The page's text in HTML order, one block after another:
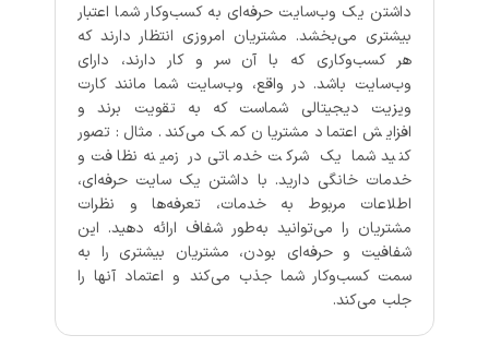
داشتن یک وب‌سایت حرفه‌ای به کسب‌وکار شما اعتبار
بیشتری می‌بخشد. مشتریان امروزی انتظار دارند که
هر کسب‌وکاری که با آن سر و کار دارند، دارای
وب‌سایت باشد. در واقع، وب‌سایت شما مانند کارت
ویزیت دیجیتالی شماست که به تقویت برند و
افزایش اعتماد مشتریان کمک می‌کند. مثال: تصور
کنید شما یک شرکت خدماتی در زمینه نظافت و
خدمات خانگی دارید. با داشتن یک سایت حرفه‌ای،
اطلاعات مربوط به خدمات، تعرفه‌ها و نظرات
مشتریان را می‌توانید به‌طور شفاف ارائه دهید. این
شفافیت و حرفه‌ای بودن، مشتریان بیشتری را به
سمت کسب‌وکار شما جذب می‌کند و اعتماد آنها را
جلب می‌کند.